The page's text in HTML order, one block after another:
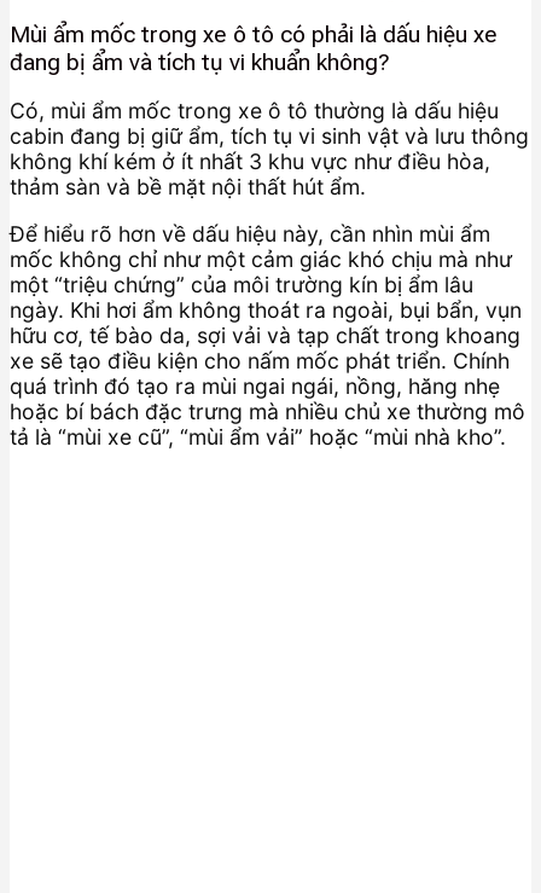
Mùi ẩm mốc trong xe ô tô có phải là dấu hiệu xe
đang bị ẩm và tích tụ vi khuẩn không?
Có, mùi ẩm mốc trong xe ô tô thường là dấu hiệu
cabin đang bị giữ ẩm, tích tụ vi sinh vật và lưu thông
không khí kém ở ít nhất 3 khu vực như điều hòa,
thảm sàn và bề mặt nội thất hút ẩm.
Để hiểu rõ hơn về dấu hiệu này, cần nhìn mùi ẩm
mốc không chỉ như một cảm giác khó chịu mà như
một “triệu chứng” của môi trường kín bị ẩm lâu
ngày. Khi hơi ẩm không thoát ra ngoài, bụi bẩn, vụn
hữu cơ, tế bào da, sợi vải và tạp chất trong khoang
xe sẽ tạo điều kiện cho nấm mốc phát triển. Chính
quá trình đó tạo ra mùi ngai ngái, nồng, hăng nhẹ
hoặc bí bách đặc trưng mà nhiều chủ xe thường mô
tả là “mùi xe cũ”, “mùi ẩm vải” hoặc “mùi nhà kho”.